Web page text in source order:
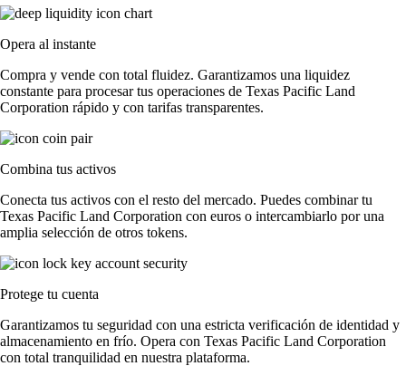
Opera al instante
Compra y vende con total fluidez. Garantizamos una liquidez
constante para procesar tus operaciones de Texas Pacific Land
Corporation rápido y con tarifas transparentes.
Combina tus activos
Conecta tus activos con el resto del mercado. Puedes combinar tu
Texas Pacific Land Corporation con euros o intercambiarlo por una
amplia selección de otros tokens.
Protege tu cuenta
Garantizamos tu seguridad con una estricta verificación de identidad y
almacenamiento en frío. Opera con Texas Pacific Land Corporation
con total tranquilidad en nuestra plataforma.